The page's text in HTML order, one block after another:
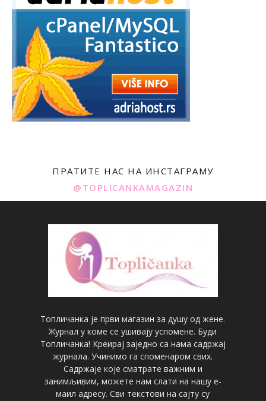
ПРАТИТЕ НАС НА ИНСТАГРАМУ
@TOPLICANKAMAGAZIN
Топличанка је први магазин за душу од жене.
Журнал у коме се ушивају успомене. Буди
Топличанка! Креирај заједно са нама садржај
журнала. Учинимо га споменаром свих.
Садржаје које сматрате важним и
занимљивим, можете нам слати на нашу е-
маил адресу. Сви текстови на сајту су